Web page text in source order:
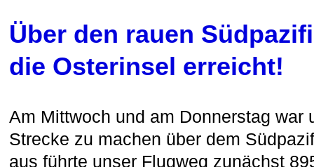
Über den rauen
die Osterinsel erreicht!
Am Mittwoch und am Donnerstag war
Strecke zu machen über dem
aus führte unser Flugweg zunächst